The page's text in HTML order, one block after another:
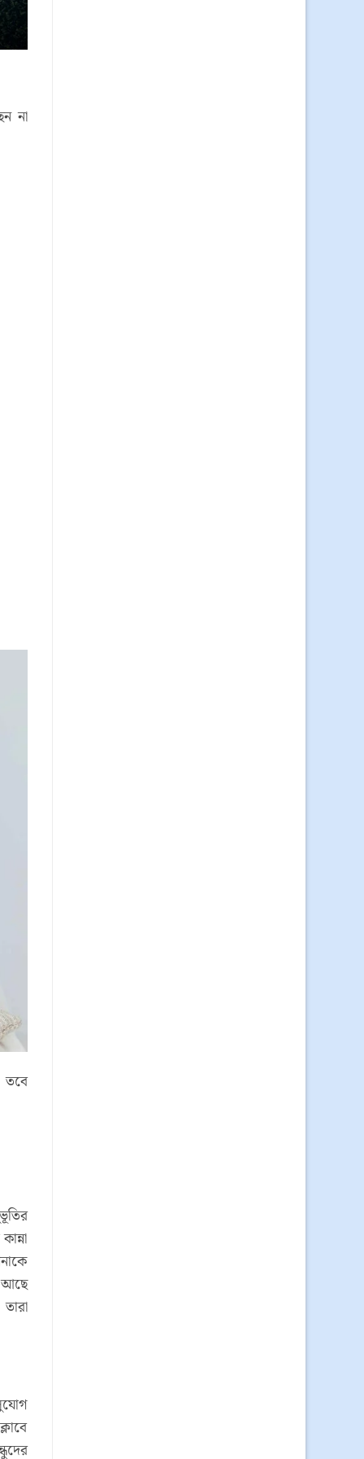
না
তবে
আছে